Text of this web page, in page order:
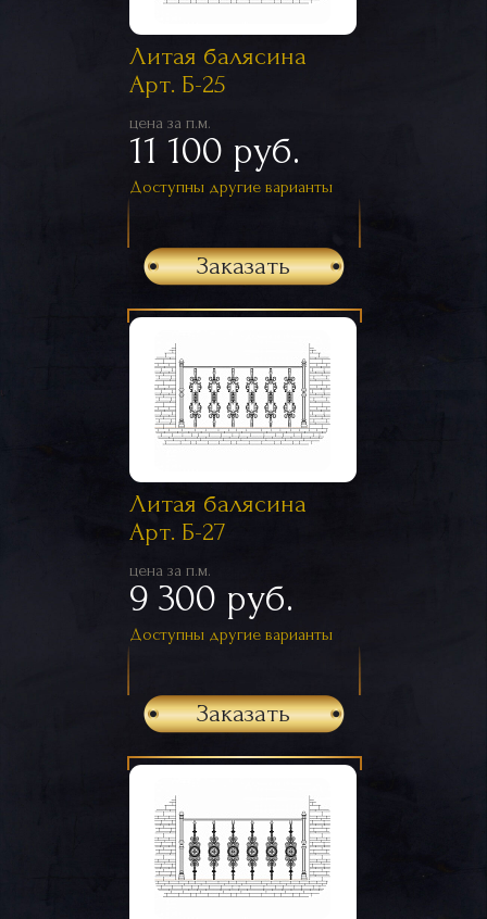
Литая балясина
Арт. Б-25
цена за п.м.
11 100 руб.
Доступны другие варианты
Заказать
Литая балясина
Арт. Б-27
цена за п.м.
9 300 руб.
Доступны другие варианты
Заказать